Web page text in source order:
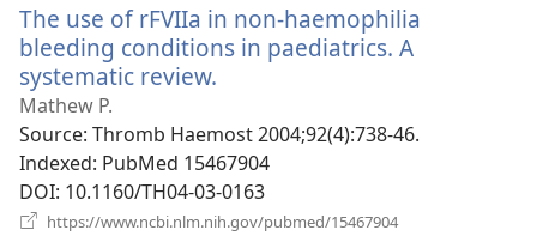
вікні)
The use of rFVIIa in non-haemophilia
bleeding conditions in paediatrics. A
systematic review.
новому
вікні)
Mathew P.
Source‎: Thromb Haemost 2004;92(4):738-46.
Indexed‎: PubMed 15467904
DOI‎: 10.1160/TH04-03-0163
https://www.ncbi.nlm.nih.gov/pubmed/15467904